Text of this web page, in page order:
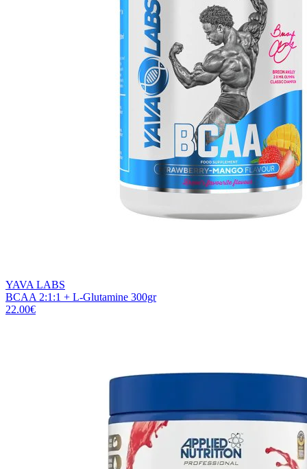
YAVA LABS
BCAA 2:1:1 + L-Glutamine 300gr
22.00€